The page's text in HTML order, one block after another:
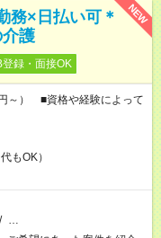
NEW
務×日払い可＊
護
登録・面接OK
～） ■資格や経験によって
もOK）
/ …